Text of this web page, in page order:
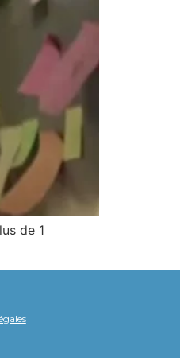
de 1